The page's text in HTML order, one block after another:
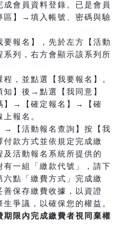
會員資料登錄。已是會員
區】→填入帳號、密碼與驗
要報名】，先於左方【活動
系列，右方會顯示該系列所
，並點選【我要報名】。
知】後→點選【我同意】
】→【確定報名】→【確
報名。
→【活動報名查詢】按【我
付款方式並依規定完成繳
及活動報名系統所提供的
有一組「繳款代號」，請下
六點「繳費方式」完成繳
善保存繳費收據，以資證
生爭議，以確保您的權益。
期限內完成繳費者視同棄權